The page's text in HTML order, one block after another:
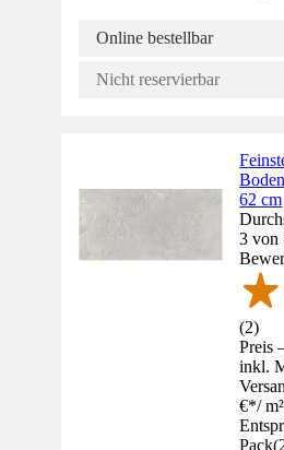
Online bestellbar
Nicht reservierbar
62 cm
3 von
(2)
Preis
inkl.
€*/ m²
Pack(